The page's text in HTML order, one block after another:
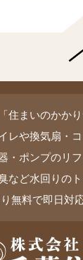
住まいのかか
レや換気扇・
・ポンプのリ
など水回りの
無料で即日対